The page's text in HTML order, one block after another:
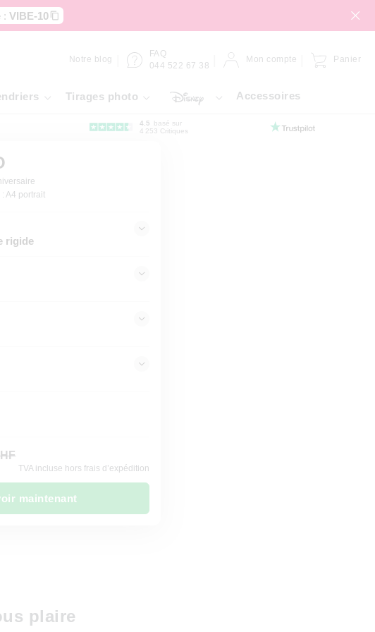
: VIBE-10
Notre blog
FAQ
044 522 67 38
Mon compte Panier
Tirages photo Accessoires
4.5
basé sur
4 253 Critiques
A4 portrait
rigide
TVA incluse hors frais d’expédition
maintenant
plaire